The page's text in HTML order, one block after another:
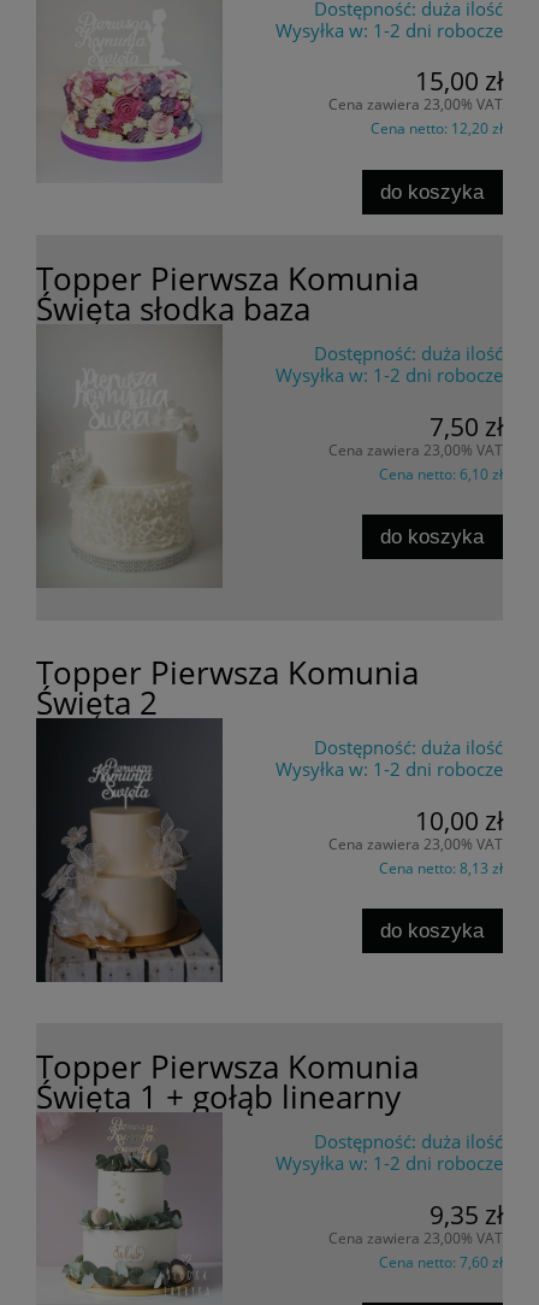
Dostępność: duża ilość
Wysyłka w: 1-2 dni robocze
15,00 zł
Cena zawiera 23,00% VAT
Cena netto: 12,20 zł
do koszyka
Topper Pierwsza Komunia
Święta słodka baza
Dostępność: duża ilość
Wysyłka w: 1-2 dni robocze
7,50 zł
Cena zawiera 23,00% VAT
Cena netto: 6,10 zł
do koszyka
Topper Pierwsza Komunia
Święta 2
Dostępność: duża ilość
Wysyłka w: 1-2 dni robocze
10,00 zł
Cena zawiera 23,00% VAT
Cena netto: 8,13 zł
do koszyka
Topper Pierwsza Komunia
Święta 1 + gołąb linearny
Dostępność: duża ilość
Wysyłka w: 1-2 dni robocze
9,35 zł
Cena zawiera 23,00% VAT
Cena netto: 7,60 zł